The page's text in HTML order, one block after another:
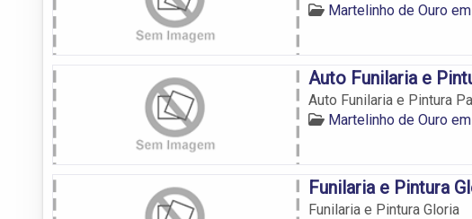
Martelinho de Ouro
Auto Funilaria e
Auto Funilaria e Pintura
Martelinho de Ouro
Funilaria e Pintura
Funilaria e Pintura Gloria